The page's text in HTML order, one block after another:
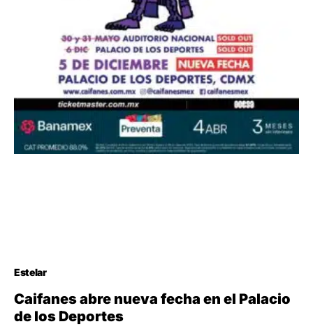
Estelar
Caifanes abre nueva fecha en el Palacio
de los Deportes